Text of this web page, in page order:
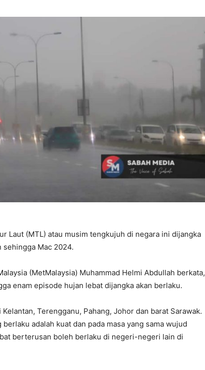
Laut (MTL) atau musim tengkujuh di negara ini dijangka
Mac 2024.
(MetMalaysia) Muhammad Helmi Abdullah berkata,
enam episode hujan lebat dijangka akan berlaku.
Terengganu, Pahang, Johor dan barat Sarawak.
adalah kuat dan pada masa yang sama wujud
berterusan boleh berlaku di negeri-negeri lain di